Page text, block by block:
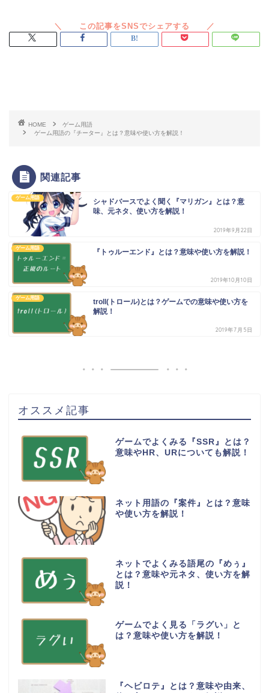
HOME
ゲーム用語
ゲーム用語の『チーター』とは？意味や使い方を解説！
関連記事
ゲーム用語
シャドバースでよく聞く『マリガン』とは？意
味、元ネタ、使い方を解説！
2019年9月22日
ゲーム用語 『トゥルーエンド』とは？意味や使い方を解説！
2019年10月10日
ゲーム用語
troll(トロール)とは？ゲームでの意味や使い方を
解説！
2019年7月5日
オススメ記事
ゲームでよくみる『SSR』とは？
意味やHR、URについても解説！
ネット用語の『案件』とは？意味
や使い方を解説！
ネットでよくみる語尾の『めぅ』
とは？意味や元ネタ、使い方を解
説！
ゲームでよく見る「ラグい」と
は？意味や使い方を解説！
『ヘビロテ』とは？意味や由来、